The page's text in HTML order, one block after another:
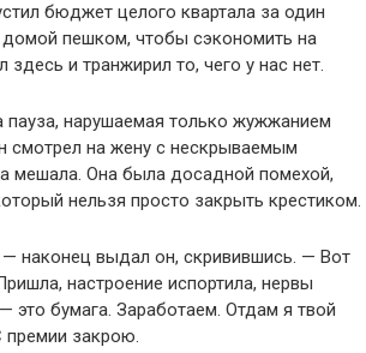
бюджет целого квартала за один
пешком, чтобы сэкономить на
здесь и транжирил то, чего у нас нет.
пауза, нарушаемая только жужжанием
смотрел на жену с нескрываемым
мешала. Она была досадной помехой,
нельзя просто закрыть крестиком.
наконец выдал он, скривившись. — Вот
настроение испортила, нервы
это бумага. Заработаем. Отдам я твой
премии закрою.